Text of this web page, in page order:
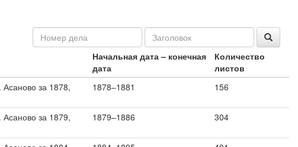
Начальная дата – конечная
дата
Количество
листов
Асаново за 1878,
1878–1881 156
Асаново за 1879,
1879–1886 304